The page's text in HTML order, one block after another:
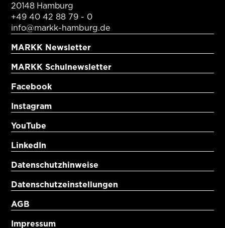
20148 Hamburg
+49 40 42 88 79 - 0
info@markk-hamburg.de
MARKK Newsletter
MARKK Schulnewsletter
Facebook
Instagram
YouTube
LinkedIn
Datenschutzhinweise
Datenschutzeinstellungen
AGB
Impressum